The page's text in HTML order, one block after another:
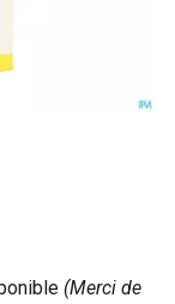
(Merci de